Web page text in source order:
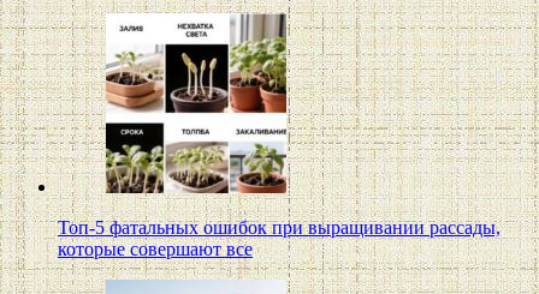
Топ-5 фатальных ошибок при выращивании рассады,
которые совершают все